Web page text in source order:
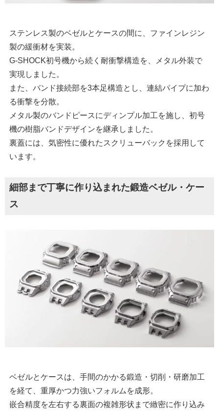
ステンレス製のベゼルとケースの間に、ファインレジン
製の緩衝材を実装。
G-SHOCK初号機から続く耐衝撃構造を、メタル外装で
実現しました。
また、バンド接続部を3本足構造とし、連結パイプに加わ
る衝撃を分散。
メタル製のバンドピースにディンプル加工を施し、初号
機の樹脂バンドデザインを継承しました。
裏蓋には、気密性に優れたスクリューバックを採用して
います。
細部まで丁寧に作り込まれた鍛造ベゼル・ケー
ス
ベゼルとケースは、手間のかかる鍛造・切削・研磨加工
を経て、重厚かつ力強いフォルムを成形。
嵌合精度を左右する裏面の複雑形状まで緻密に作り込み